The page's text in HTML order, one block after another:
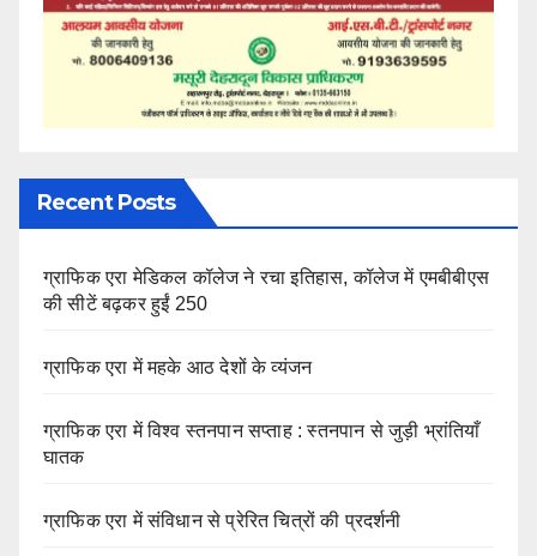
Recent Posts
ग्राफिक एरा मेडिकल कॉलेज ने रचा इतिहास, कॉलेज में एमबीबीएस
की सीटें बढ़कर हुईं 250
ग्राफिक एरा में महके आठ देशों के व्यंजन
ग्राफिक एरा में विश्व स्तनपान सप्ताह : स्तनपान से जुड़ी भ्रांतियाँ
घातक
ग्राफिक एरा में संविधान से प्रेरित चित्रों की प्रदर्शनी